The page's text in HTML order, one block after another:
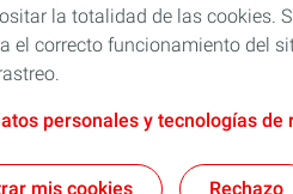
Motores Diesel: consejos y
Política SAGRILAFTPolítica PTEE
la totalidad de las cookies.
el correcto funcionamiento del
personales y tecnologías de
mis cookies Rechazo